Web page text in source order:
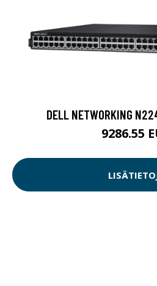
DELL NETWORKING
9286.55